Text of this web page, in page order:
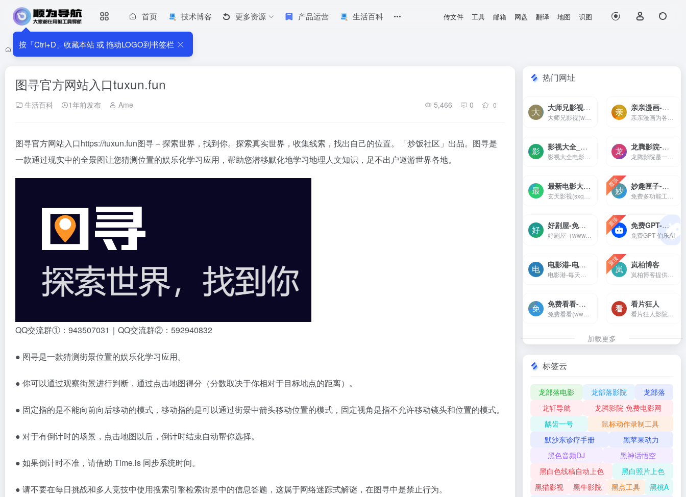
按「Ctrl+D」收藏本站 或 拖动LOGO到书签栏
首页 技术博客 更多资源 产品运营 生活百科 传文件 工具 邮箱 网盘 翻译 地图 识图
首页 生活百科 • 图寻官方网站入口tuxun.fun
图寻官方网站入口tuxun.fun
生活百科 1年前发布 Ame 5,466 0 0
图寻官方网站入口https://tuxun.fun图寻 – 探索世界，找到你。探索真实世界，收集线索，找出自己的位置。「炒饭社区」出品。图寻是
一款通过现实中的全景图让您猜测位置的娱乐化学习应用，帮助您潜移默化地学习地理人文知识，足不出户遨游世界各地。
QQ交流群①：943507031｜QQ交流群②：592940832
● 图寻是一款猜测街景位置的娱乐化学习应用。
● 你可以通过观察街景进行判断，通过点击地图得分（分数取决于你相对于目标地点的距离）。
● 固定指的是不能向前向后移动的模式，移动指的是可以通过街景中箭头移动位置的模式，固定视角是指不允许移动镜头和位置的模式。
● 对于有倒计时的场景，点击地图以后，倒计时结束自动帮你选择。
● 如果倒计时不准，请借助 Time.is 同步系统时间。
● 请不要在每日挑战和多人竞技中使用搜索引擎检索街景中的信息答题，这属于网络迷踪式解谜，在图寻中是禁止行为。
热门网址
大师兄影视-2023年最新高清热播电影-好看的电影电视剧、免费在线观看-大师兄影视(www.dsxysproo.com)是一个免费在线影院，为广大影迷提供提供无广告无弹窗无删减高最新热播高清电影、电视剧，热门韩剧，欧美大片在线观看，每天更新好看的电影电视剧，尽在大师兄影视 亲亲漫画-最新热门国漫/日漫/韩漫大全,好看漫画免费阅读
影视大全_电影电视剧免费在线观看_免费电影电视剧网-影视大全电影网(www.daquanys.com)提供免费电影在线观看,免费电视剧在线观看,最新电影电视剧在线观看,免费电影电视剧网站,电影天堂,88影视网,西瓜影视,高清电影在线观看电影电视剧网站,在线电影院。 龙腾影院-免费电影网,手机影院,高清影视大全-龙腾影院是一个免费看vip电影电视剧的网站，拥有海量、优质、高清电影和好看的电视剧，搞笑综艺及新番动漫，无须会员即可无广告观看全网影视作品，看电影来龙腾影院准没错。
最新电影大片 – 高清播播影院 – 最新好看的电视剧免费在线观看 _ 玄天影视-玄天影视(sxqsgd.com)提供最全的最新电影大片，最热电视剧，韩国电视剧、香港TVB电视剧、韩剧、日剧、美剧、综艺、动漫的在线观看，无需下载任何播放器即可在线免费观看，每天第一时间更新，欢迎影迷到玄天 置顶 妙趣匣子-多功能集合的工具箱应用
好剧屋-免费电视剧、电影在线手机观看-好剧屋（www.zzyhhj.com）是一个免费手机在线观看，涵盖大量免费的短剧、VIP电视剧资源、最新上映大片、好看的综艺节目及动漫视频，是一个播放速度快，不卡顿的高清在线影院。
好剧屋（www.zzyhhj.com）是一个免费手机在线观看，涵盖大量免费的短剧、VIP电视剧资源、最新上映大片、好看的综艺节目及动漫视频，是一个播放速度快，不卡顿的高清在线影院。
置顶 免费GPT-伯乐AI
免费GPT-伯乐AI
电影港-电影港-每天搜集最新的电影，高清电影，720p高清电影，1080p高清电影，2160p高清电影的免费下载。专注于高清电影的下载服务。 置顶 岚柏博客
免费看看-在线电影-热播电视剧-热血动漫-免费看-免费看看(www.mianfeikk.com)每天搜集互联网最新电影和电视剧，为广大用户免费提供无广告在线观看电影和电视剧服务，及时收录最新、最热、最全的电影大片,高清正版免费看。 看片狂人
加载更多
标签云
龙部落电影 龙部落影院
龙部落
龙轩导航
龙腾影院-免费电影网
龋齿一号
鼠标动作录制工具
默沙东诊疗手册
黑苹果动力
黑色音频DJ
黑神话悟空
黑白色线稿自动上色
黑白照片上色
黑猫影视
黑牛影院 黑点工具
黑桃A